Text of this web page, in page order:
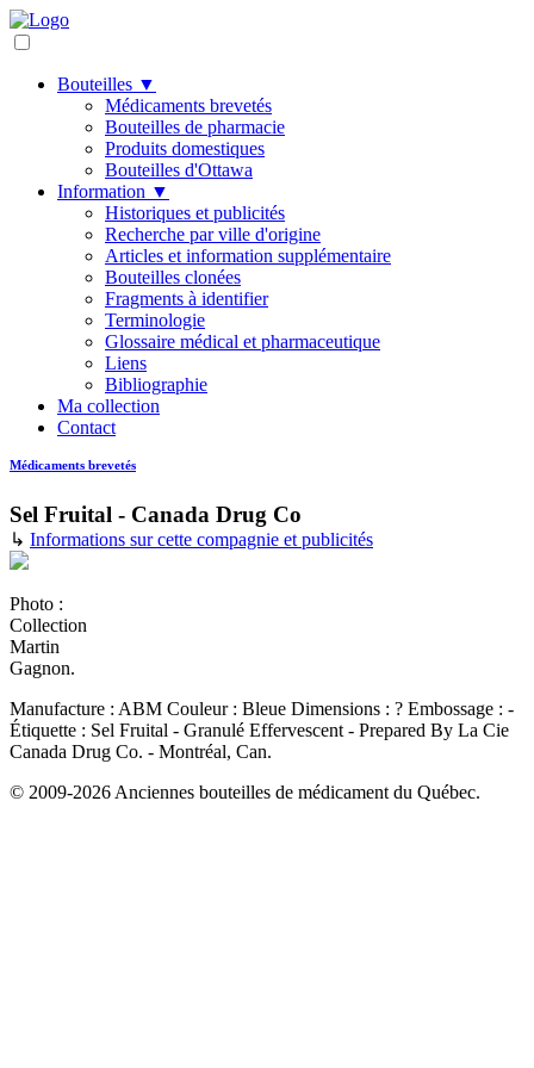
Bouteilles ▼
Médicaments brevetés
Bouteilles de pharmacie
Produits domestiques
Bouteilles d'Ottawa
Information ▼
Historiques et publicités
Recherche par ville d'origine
Articles et information supplémentaire
Bouteilles clonées
Fragments à identifier
Terminologie
Glossaire médical et pharmaceutique
Liens
Bibliographie
Ma collection
Contact
Médicaments brevetés
Sel Fruital - Canada Drug Co
↳ Informations sur cette compagnie et publicités
Photo :
Collection
Martin
Gagnon.
Manufacture : ABM Couleur : Bleue Dimensions : ? Embossage : -
Étiquette : Sel Fruital - Granulé Effervescent - Prepared By La Cie
Canada Drug Co. - Montréal, Can.
© 2009-2026 Anciennes bouteilles de médicament du Québec.